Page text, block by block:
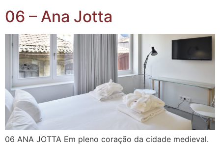
06 – Ana Jotta
06 ANA JOTTA Em pleno coração da cidade medieval.